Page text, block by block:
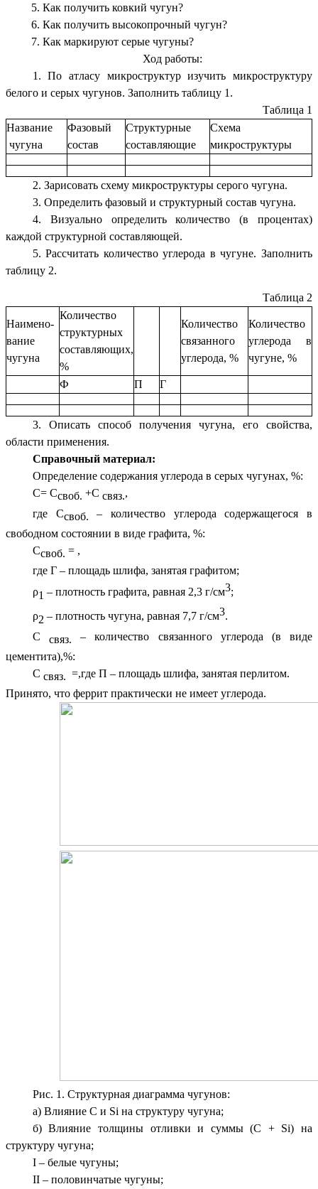
5. Как получить ковкий чугун?
6. Как получить высокопрочный чугун?
7. Как маркируют серые чугуны?
Ход работы:
1. По атласу микроструктур изучить микроструктуру
белого и серых чугунов. Заполнить таблицу 1.
Таблица 1
Название
чугуна
Фазовый
состав
Структурные
составляющие
Схема
микроструктуры
2. Зарисовать схему микроструктуры серого чугуна.
3. Определить фазовый и структурный состав чугуна.
4. Визуально определить количество (в процентах)
каждой структурной составляющей.
5. Рассчитать количество углерода в чугуне. Заполнить
таблицу 2.
Таблица 2
Наимено-
вание
чугуна
Количество
структурных
составляющих,
%
Количество
связанного
углерода, %
Количество
углерода в
чугуне, %
Ф П Г
3. Описать способ получения чугуна, его свойства,
области применения.
Справочный материал:
Определение содержания углерода в серых чугунах, %:
С= Ссвоб. +С связ.,
где Ссвоб. – количество углерода содержащегося в
свободном состоянии в виде графита, %:
Ссвоб. = ,
где Г – площадь шлифа, занятая графитом;
ρ1 – плотность графита, равная 2,3 г/см3;
ρ2 – плотность чугуна, равная 7,7 г/см3.
Ссвяз.– количество связанного углерода (в виде
цементита),%:
С связ. =,где П – площадь шлифа, занятая перлитом.
Принято, что феррит практически не имеет углерода.
Рис. 1. Структурная диаграмма чугунов:
а) Влияние С и Si на структуру чугуна;
б) Влияние толщины отливки и суммы (С + Si) на
структуру чугуна;
I – белые чугуны;
II – половинчатые чугуны;